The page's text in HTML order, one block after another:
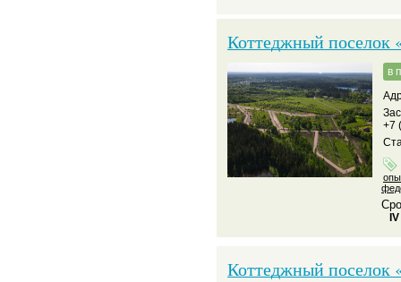
Коттеджный поселок
в
+7
Коттеджный поселок